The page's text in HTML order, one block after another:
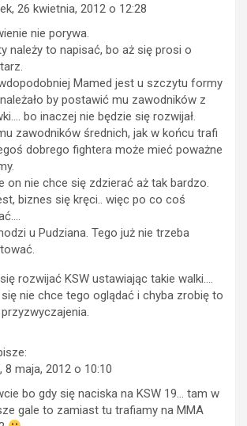
26 kwietnia, 2012 o 12:28
nie porywa.
należy to napisać, bo aż się prosi o
Mamed jest u szczytu formy
by postawić mu zawodników z
bo inaczej nie będzie się rozwijał.
zawodników średnich, jak w końcu trafi
dobrego fightera może mieć poważne
on nie chce się zdzierać aż tak bardzo.
biznes się kręci.. więc po co coś
u Pudziana. Tego już nie trzeba
rozwijać KSW ustawiając takie walki….
nie chce tego oglądać i chyba zrobię to
8 maja, 2012 o 10:10
bo gdy się naciska na KSW 19… tam w
gale to zamiast tu trafiamy na MMA